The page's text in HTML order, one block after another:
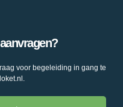
voor begeleiding in gang te